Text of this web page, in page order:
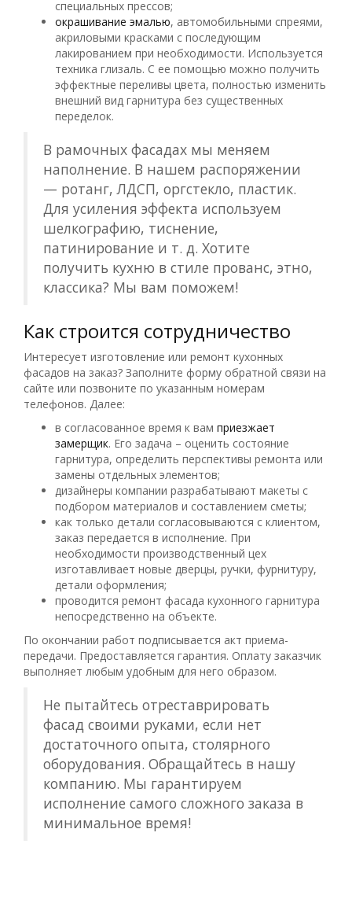
специальных прессов;
окрашивание эмалью, автомобильными спреями,
акриловыми красками с последующим
лакированием при необходимости. Используется
техника глизаль. С ее помощью можно получить
эффектные переливы цвета, полностью изменить
внешний вид гарнитура без существенных
переделок.
В рамочных фасадах мы меняем
наполнение. В нашем распоряжении
— ротанг, ЛДСП, оргстекло, пластик.
Для усиления эффекта используем
шелкографию, тиснение,
патинирование и т. д. Хотите
получить кухню в стиле прованс, этно,
классика? Мы вам поможем!
Как строится сотрудничество
Интересует изготовление или ремонт кухонных
фасадов на заказ? Заполните форму обратной связи на
сайте или позвоните по указанным номерам
телефонов. Далее:
в согласованное время к вам приезжает
замерщик. Его задача – оценить состояние
гарнитура, определить перспективы ремонта или
замены отдельных элементов;
дизайнеры компании разрабатывают макеты с
подбором материалов и составлением сметы;
как только детали согласовываются с клиентом,
заказ передается в исполнение. При
необходимости производственный цех
изготавливает новые дверцы, ручки, фурнитуру,
детали оформления;
проводится ремонт фасада кухонного гарнитура
непосредственно на объекте.
По окончании работ подписывается акт приема-
передачи. Предоставляется гарантия. Оплату заказчик
выполняет любым удобным для него образом.
Не пытайтесь отреставрировать
фасад своими руками, если нет
достаточного опыта, столярного
оборудования. Обращайтесь в нашу
компанию. Мы гарантируем
исполнение самого сложного заказа в
минимальное время!